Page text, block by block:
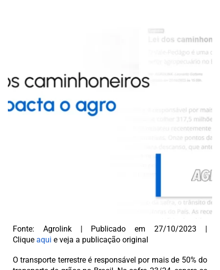
Fonte: Agrolink | Publicado em 27/10/2023 |
Clique aqui e veja a publicação original
O transporte terrestre é responsável por mais de 50% do